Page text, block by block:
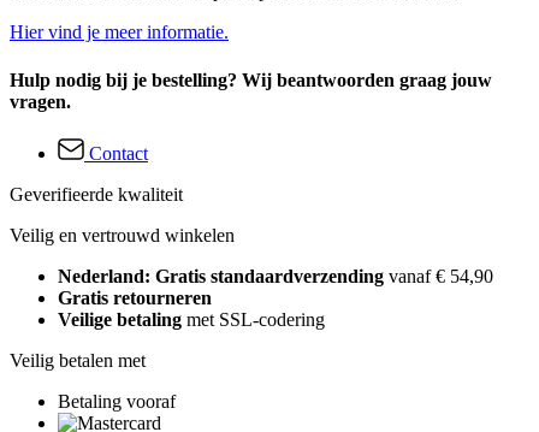
Hier vind je meer informatie.
Hulp nodig bij je bestelling? Wij beantwoorden graag jouw
vragen.
Contact
Geverifieerde kwaliteit
Veilig en vertrouwd winkelen
Nederland: Gratis standaardverzending vanaf € 54,90
Gratis retourneren
Veilige betaling met SSL-codering
Veilig betalen met
Betaling vooraf